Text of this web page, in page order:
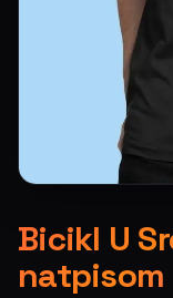
Bicikl U
natpisom